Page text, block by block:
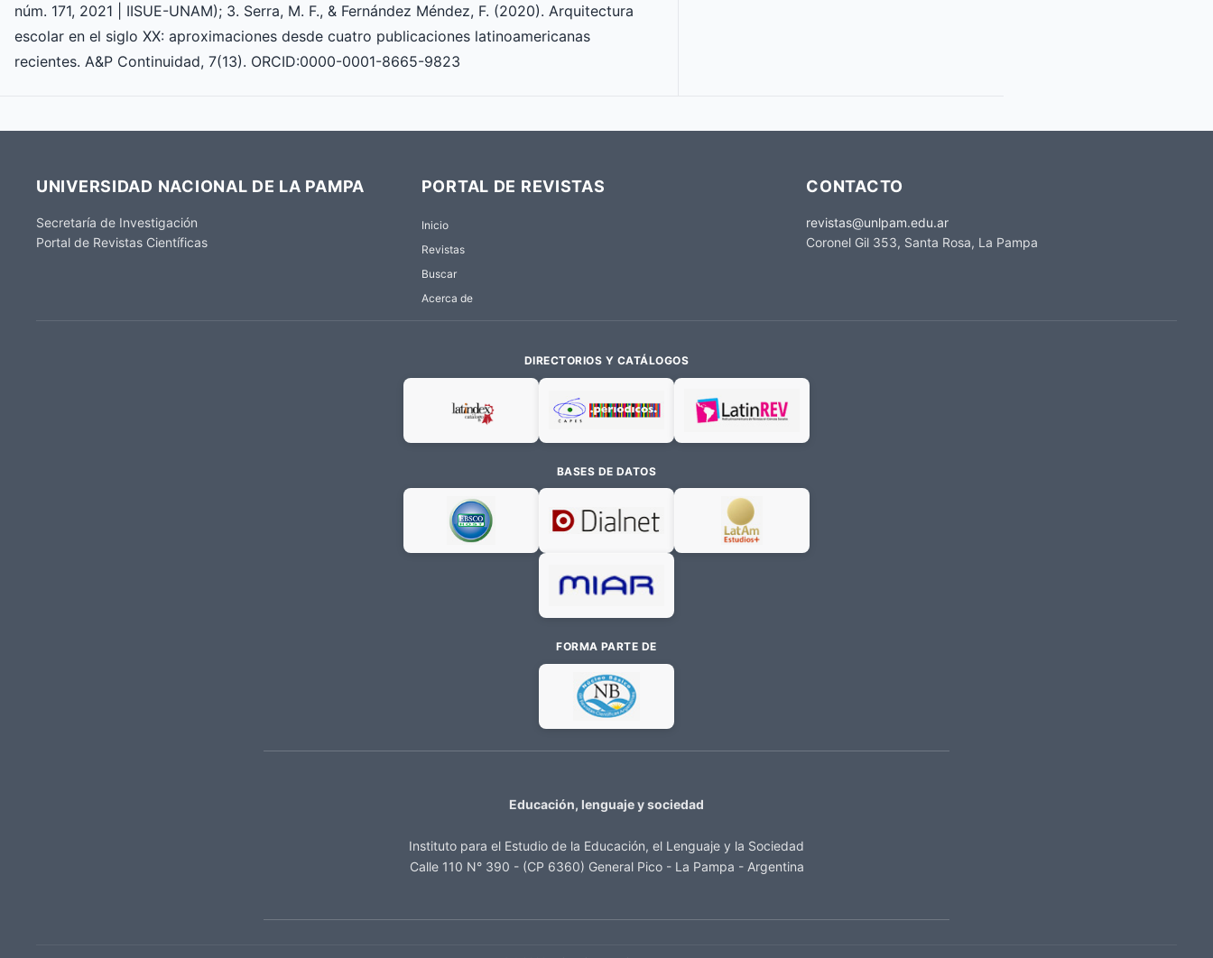
núm. 171, 2021 | IISUE-UNAM); 3. Serra, M. F., & Fernández Méndez, F. (2020). Arquitectura
escolar en el siglo XX: aproximaciones desde cuatro publicaciones latinoamericanas
recientes. A&P Continuidad, 7(13). ORCID:0000-0001-8665-9823
UNIVERSIDAD NACIONAL DE LA PAMPA
Secretaría de Investigación
Portal de Revistas Científicas
PORTAL DE REVISTAS
Inicio
Revistas
Buscar
Acerca de
CONTACTO
revistas@unlpam.edu.ar
Coronel Gil 353, Santa Rosa, La Pampa
DIRECTORIOS Y CATÁLOGOS
BASES DE DATOS
FORMA PARTE DE
Educación, lenguaje y sociedad
Instituto para el Estudio de la Educación, el Lenguaje y la Sociedad
Calle 110 N° 390 - (CP 6360) General Pico - La Pampa - Argentina